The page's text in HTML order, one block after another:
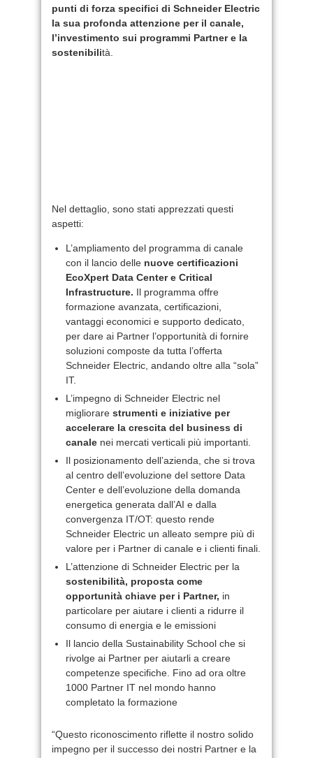
punti di forza specifici di Schneider Electric
la sua profonda attenzione per il canale,
l’investimento sui programmi Partner e la
sostenibilità.
Nel dettaglio, sono stati apprezzati questi
aspetti:
L’ampliamento del programma di canale
con il lancio delle nuove certificazioni
EcoXpert Data Center e Critical
Infrastructure. Il programma offre
formazione avanzata, certificazioni,
vantaggi economici e supporto dedicato,
per dare ai Partner l’opportunità di fornire
soluzioni composte da tutta l’offerta
Schneider Electric, andando oltre alla “sola”
IT.
L’impegno di Schneider Electric nel
migliorare strumenti e iniziative per
accelerare la crescita del business di
canale nei mercati verticali più importanti.
Il posizionamento dell’azienda, che si trova
al centro dell’evoluzione del settore Data
Center e dell’evoluzione della domanda
energetica generata dall’AI e dalla
convergenza IT/OT: questo rende
Schneider Electric un alleato sempre più di
valore per i Partner di canale e i clienti finali.
L’attenzione di Schneider Electric per la
sostenibilità, proposta come
opportunità chiave per i Partner, in
particolare per aiutare i clienti a ridurre il
consumo di energia e le emissioni
Il lancio della Sustainability School che si
rivolge ai Partner per aiutarli a creare
competenze specifiche. Fino ad ora oltre
1000 Partner IT nel mondo hanno
completato la formazione
“Questo riconoscimento riflette il nostro solido
impegno per il successo dei nostri Partner e la